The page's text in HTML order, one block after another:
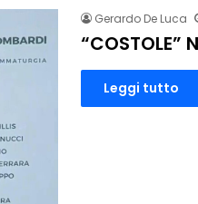
Gerardo De Luca
“COSTOLE”
Leggi tutto